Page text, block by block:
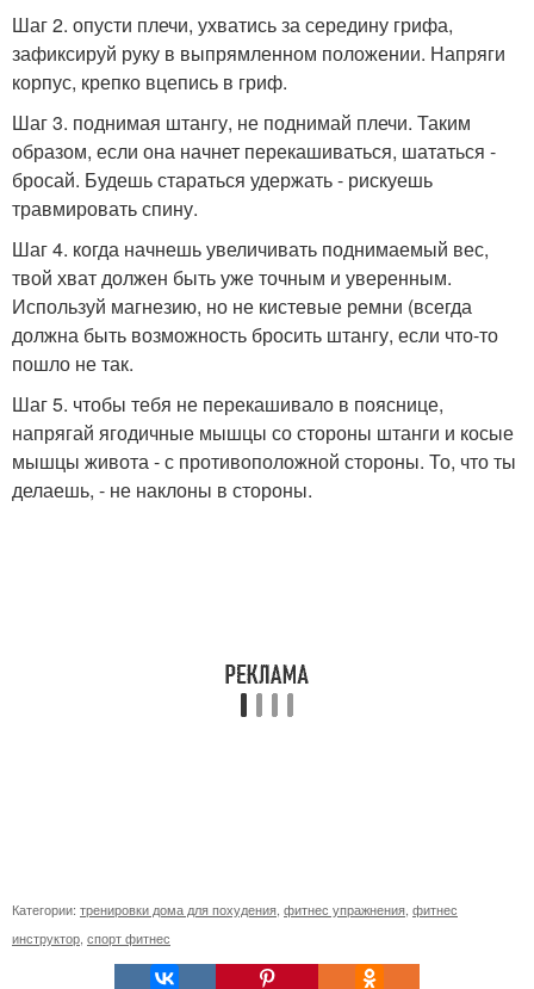
Шаг 2. опусти плечи, ухватись за середину грифа,
зафиксируй руку в выпрямленном положении. Напряги
корпус, крепко вцепись в гриф.
Шаг 3. поднимая штангу, не поднимай плечи. Таким
образом, если она начнет перекашиваться, шататься -
бросай. Будешь стараться удержать - рискуешь
травмировать спину.
Шаг 4. когда начнешь увеличивать поднимаемый вес,
твой хват должен быть уже точным и уверенным.
Используй магнезию, но не кистевые ремни (всегда
должна быть возможность бросить штангу, если что-то
пошло не так.
Шаг 5. чтобы тебя не перекашивало в пояснице,
напрягай ягодичные мышцы со стороны штанги и косые
мышцы живота - с противоположной стороны. То, что ты
делаешь, - не наклоны в стороны.
Категории: тренировки дома для похудения, фитнес упражнения, фитнес
инструктор, спорт фитнес